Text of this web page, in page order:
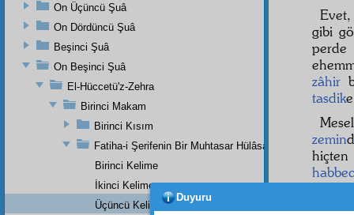
gibi
zâhir
tasdik
zemin
On Üçüncü Şuâ
On Dördüncü Şuâ
Beşinci Şuâ
On Beşinci Şuâ
El-Hüccetü'z-Zehra
Birinci Makam
Birinci Kısım
Fatiha-i Şerifenin Bir Muhtasar Hülâsası
Birinci Kelime
İkinci Kelime
Üçüncü Kelime
Duyuru